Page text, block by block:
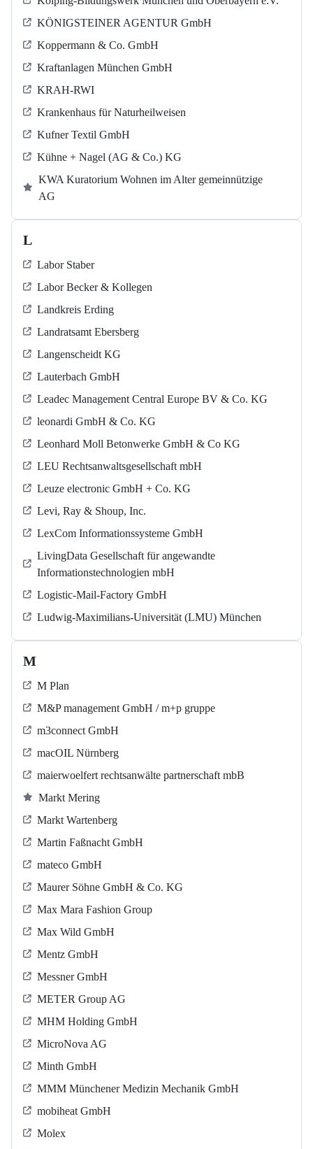
KÖNIGSTEINER AGENTUR GmbH
Koppermann & Co. GmbH
Kraftanlagen München GmbH
KRAH-RWI
Krankenhaus für Naturheilweisen
Kufner Textil GmbH
Kühne + Nagel (AG & Co.) KG
KWA Kuratorium Wohnen im Alter gemeinnützige
AG
L
Labor Staber
Labor Becker & Kollegen
Landkreis Erding
Landratsamt Ebersberg
Langenscheidt KG
Lauterbach GmbH
Leadec Management Central Europe BV & Co. KG
leonardi GmbH & Co. KG
Leonhard Moll Betonwerke GmbH & Co KG
LEU Rechtsanwaltsgesellschaft mbH
Leuze electronic GmbH + Co. KG
Levi, Ray & Shoup, Inc.
LexCom Informationssysteme GmbH
LivingData Gesellschaft für angewandte
Informationstechnologien mbH
Logistic-Mail-Factory GmbH
Ludwig-Maximilians-Universität (LMU) München
M
M Plan
M&P management GmbH / m+p gruppe
m3connect GmbH
macOIL Nürnberg
maierwoelfert rechtsanwälte partnerschaft mbB
Markt Mering
Markt Wartenberg
Martin Faßnacht GmbH
mateco GmbH
Maurer Söhne GmbH & Co. KG
Max Mara Fashion Group
Max Wild GmbH
Mentz GmbH
Messner GmbH
METER Group AG
MHM Holding GmbH
MicroNova AG
Minth GmbH
MMM Münchener Medizin Mechanik GmbH
mobiheat GmbH
Molex